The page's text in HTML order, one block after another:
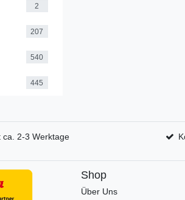
2
207
540
445
ca. 2-3 Werktage
Shop
Über Uns